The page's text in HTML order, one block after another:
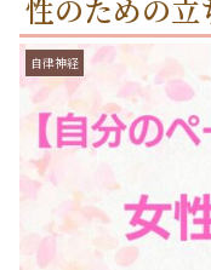
性のための
自律神経